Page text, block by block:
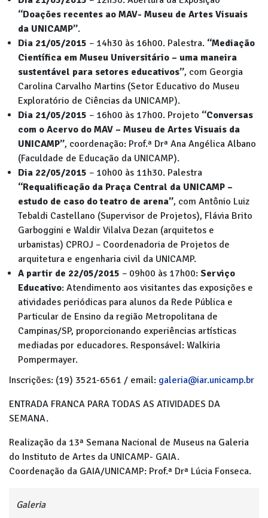
“Doações recentes ao MAV- Museu de Artes Visuais
da UNICAMP”.
Dia 21/05/2015 – 14h30 às 16h00. Palestra. “Mediação
Científica em Museu Universitário – uma maneira
sustentável para setores educativos”, com Georgia
Carolina Carvalho Martins (Setor Educativo do Museu
Exploratório de Ciências da UNICAMP).
Dia 21/05/2015 – 16h00 às 17h00. Projeto “Conversas
com o Acervo do MAV – Museu de Artes Visuais da
UNICAMP”, coordenação: Prof.ª Drª Ana Angélica Albano
(Faculdade de Educação da UNICAMP).
Dia 22/05/2015 – 10h00 às 11h30. Palestra
“Requalificação da Praça Central da UNICAMP –
estudo de caso do teatro de arena”, com Antônio Luiz
Tebaldi Castellano (Supervisor de Projetos), Flávia Brito
Garboggini e Waldir Vilalva Dezan (arquitetos e
urbanistas) CPROJ – Coordenadoria de Projetos de
arquitetura e engenharia civil da UNICAMP.
A partir de 22/05/2015 – 09h00 às 17h00: Serviço
Educativo: Atendimento aos visitantes das exposições e
atividades periódicas para alunos da Rede Pública e
Particular de Ensino da região Metropolitana de
Campinas/SP, proporcionando experiências artísticas
mediadas por educadores. Responsável: Walkiria
Pompermayer.
Inscrições: (19) 3521-6561 / email: galeria@iar.unicamp.br
ENTRADA FRANCA PARA TODAS AS ATIVIDADES DA
SEMANA.
Realização da 13ª Semana Nacional de Museus na Galeria
do Instituto de Artes da UNICAMP- GAIA.
Coordenação da GAIA/UNICAMP: Prof.ª Drª Lúcia Fonseca.
Galeria